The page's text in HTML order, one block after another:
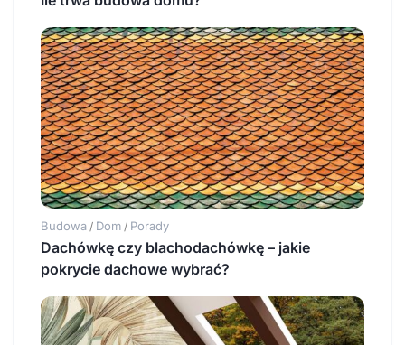
Budowa / Dom / Porady
Dachówkę czy blachodachówkę – jakie
pokrycie dachowe wybrać?